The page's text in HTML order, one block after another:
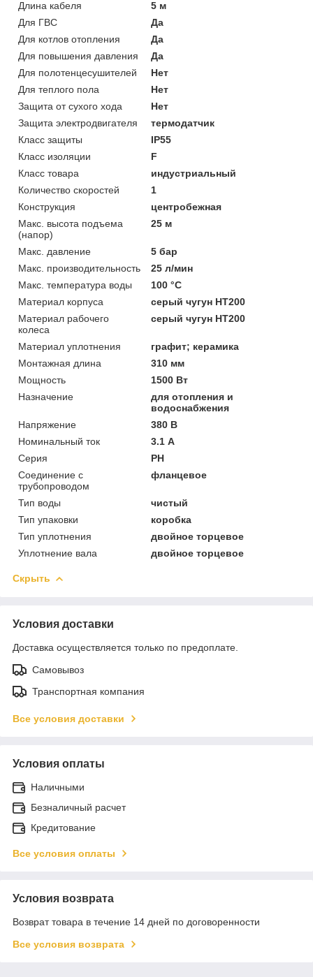
Длина кабеля
5 м
Для ГВС
Да
Для котлов отопления
Да
Для повышения давления
Да
Для полотенцесушителей
Нет
Для теплого пола
Нет
Защита от сухого хода
Нет
Защита электродвигателя
термодатчик
Класс защиты
IP55
Класс изоляции
F
Класс товара
индустриальный
Количество скоростей
1
Конструкция
центробежная
Макс. высота подъема
(напор)
25 м
Макс. давление
5 бар
Макс. производительность
25 л/мин
Макс. температура воды
100 °C
Материал корпуса
серый чугун HT200
Материал рабочего
колеса
серый чугун HT200
Материал уплотнения
графит; керамика
Монтажная длина
310 мм
Мощность
1500 Вт
Назначение
для отопления и
водоснабжения
Напряжение
380 В
Номинальный ток
3.1 А
Серия
PH
Соединение с
трубопроводом
фланцевое
Тип воды
чистый
Тип упаковки
коробка
Тип уплотнения
двойное торцевое
Уплотнение вала
двойное торцевое
Скрыть
Условия доставки
Доставка осуществляется только по предоплате.
Самовывоз
Транспортная компания
Все условия доставки
Условия оплаты
Наличными
Безналичный расчет
Кредитование
Все условия оплаты
Условия возврата
Возврат товара в течение 14 дней по договоренности
Все условия возврата